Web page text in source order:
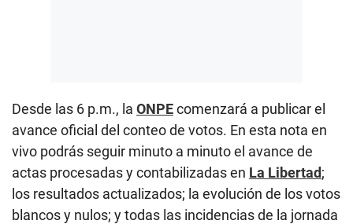
Desde las 6 p.m., la ONPEcomenzará a publicar el
avance oficial del conteo de votos. En esta nota en
vivo podrás seguir minuto a minuto el avance de
actas procesadas y contabilizadas en La Libertad;
los resultados actualizados; la evolución de los votos
blancos y nulos; y todas las incidencias de la jornada